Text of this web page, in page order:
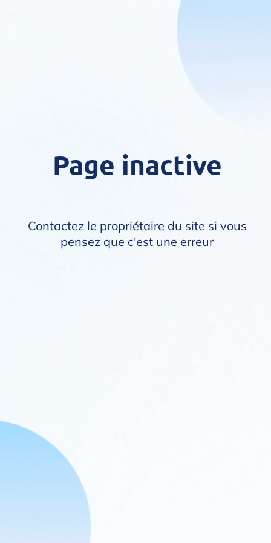
Page inactive
Contactez le propriétaire du site si vous
pensez que c'est une erreur